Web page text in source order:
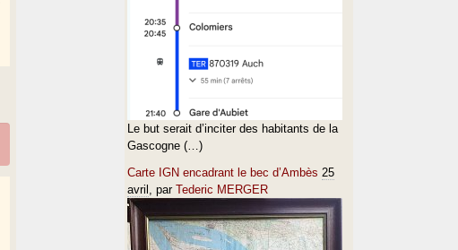
Le but serait d’inciter des habitants de la
Gascogne (…)
Carte IGN encadrant le bec d’Ambès 25
avril , par Tederic MERGER